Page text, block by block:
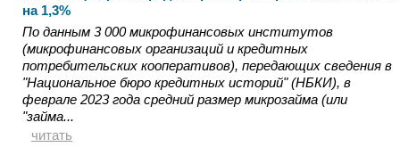
на 1,3%
По данным 3 000 микрофинансовых институтов
(микрофинансовых организаций и кредитных
потребительских кооперативов), передающих сведения в
"Национальное бюро кредитных историй" (НБКИ), в
феврале 2023 года средний размер микрозайма (или
"займа...
читать